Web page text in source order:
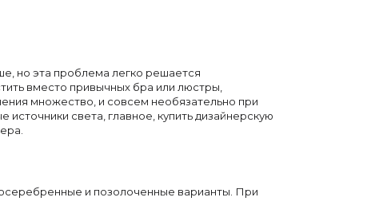
но эта проблема легко решается
вместо привычных бра или люстры,
множество, и совсем необязательно при
света, главное, купить дизайнерскую
и позолоченные варианты. При